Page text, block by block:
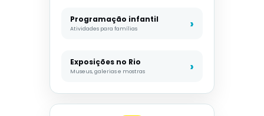
Programação infantil
Atividades para famílias
Exposições no Rio
Museus, galerias e mostras